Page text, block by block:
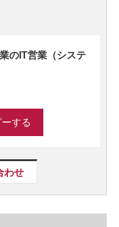
のIT営業（システ
する
わせ